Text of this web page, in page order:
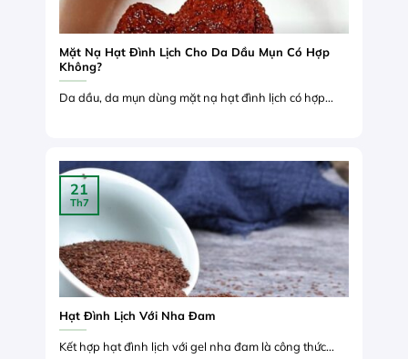
Mặt Nạ Hạt Đình Lịch Cho Da Dầu Mụn Có Hợp
Không?
Da dầu, da mụn dùng mặt nạ hạt đình lịch có hợp...
Hạt Đình Lịch Với Nha Đam
Kết hợp hạt đình lịch với gel nha đam là công thức...
21
Th7